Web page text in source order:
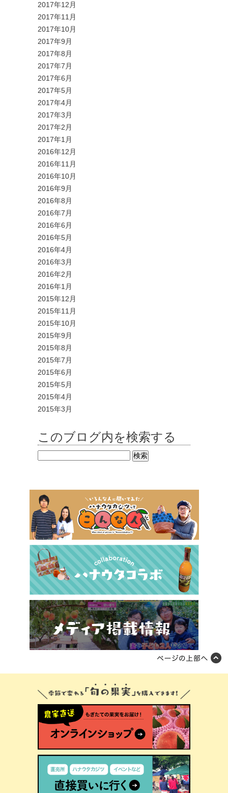
2017年12月
2017年11月
2017年10月
2017年9月
2017年8月
2017年7月
2017年6月
2017年5月
2017年4月
2017年3月
2017年2月
2017年1月
2016年12月
2016年11月
2016年10月
2016年9月
2016年8月
2016年7月
2016年6月
2016年5月
2016年4月
2016年3月
2016年2月
2016年1月
2015年12月
2015年11月
2015年10月
2015年9月
2015年8月
2015年7月
2015年6月
2015年5月
2015年4月
2015年3月
このブログ内を検索する